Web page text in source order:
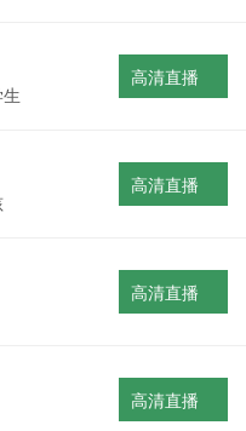
高清直播
高清直播
高清直播
高清直播